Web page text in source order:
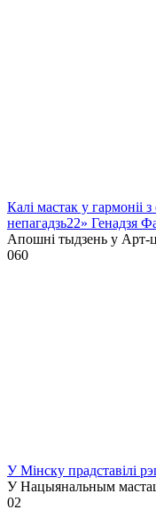
Калі мастак у гармоніі
непагадзь22» Генадзя
Апошні тыдзень у Арт-
060
У Мінску прадставілі
У Нацыянальным
02